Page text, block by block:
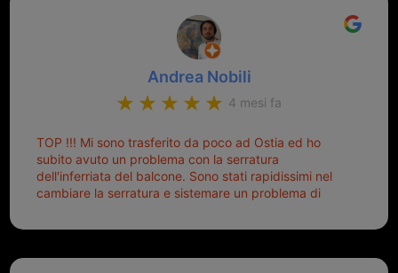
che non ti staccasse la chiave dal blocchetto e
talvolta non faceva bene il contatto nel quadro e
bisognava armeggiare un po', praticamente entrare e
mettere in moto era un terno al Lotto; ormai pensavo
di dover prendere un mutuo per ricomprarle alla
Nissan... e invece ho scoperto che la Ferramenta
tutti i tipi. Adesso che ho la mia fiammante chiave
nuova (solo la chiave, perché la macchina è rimasta
quella di prima), ogni volta che salgo in macchina, il
mio pensiero va subito a Michele perché non dover
mette di buon umore, e ti fa cominciare bene la
lo consiglio a chiunque debba duplicare una chiave
Andrea Nobili
4 mesi fa
TOP !!! Mi sono trasferito da poco ad Ostia ed ho
subito avuto un problema con la serratura
dell'inferriata del balcone. Sono stati rapidissimi nel
cambiare la serratura e sistemare un problema di
onesto evitando spese ben più esose. Competenti,
un punto di riferimento per situazioni di questo tipo